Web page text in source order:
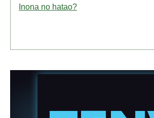
Inona no hatao?